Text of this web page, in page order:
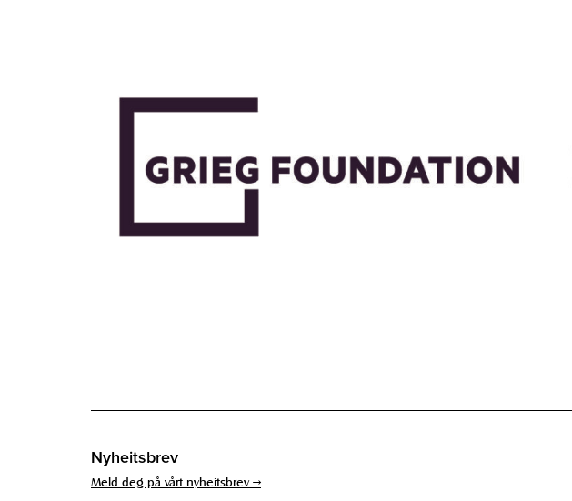
Nyheitsbrev
Meld deg på vårt nyheitsbrev →